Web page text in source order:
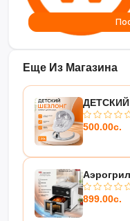
Еще Из Магазина
500.00с.
899.00с.